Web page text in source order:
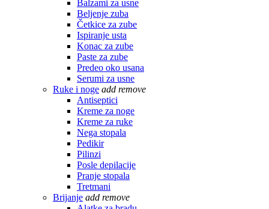
Balzami za usne
Beljenje zuba
Četkice za zube
Ispiranje usta
Konac za zube
Paste za zube
Predeo oko usana
Serumi za usne
Ruke i noge add remove
Antiseptici
Kreme za noge
Kreme za ruke
Nega stopala
Pedikir
Pilinzi
Posle depilacije
Pranje stopala
Tretmani
Brijanje add remove